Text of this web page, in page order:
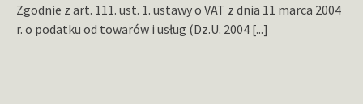
Zgodnie z art. 111. ust. 1. ustawy o VAT z dnia 11 marca 2004
r. o podatku od towarów i usług (Dz.U. 2004 [...]